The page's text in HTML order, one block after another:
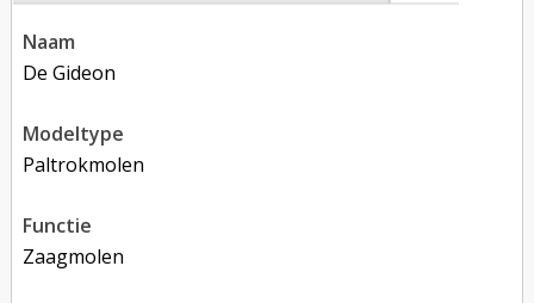
naam
De Gideon
modeltype
Paltrokmolen
functie
zaagmolen